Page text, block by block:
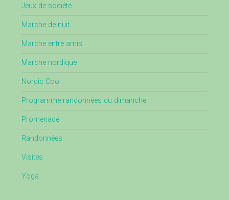
Jeux de société
Marche de nuit
Marche entre amis
Marche nordique
Nordic Cool
Programme randonnées du dimanche
Promenade
Randonnées
Visites
Yoga